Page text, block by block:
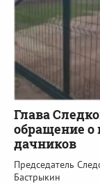
Глава
обращение о
дачников
Председатель
Бастрыкин